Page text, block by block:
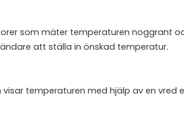
som mäter temperaturen noggrant
att ställa in önskad temperatur.
temperaturen med hjälp av en vred